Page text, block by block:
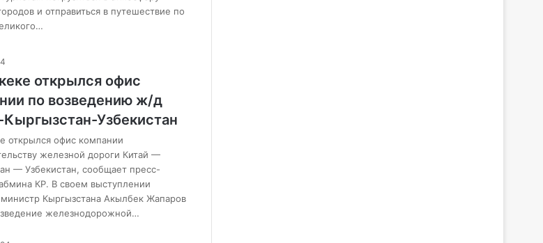
и отправиться в путешествие по
открылся офис
по возведению ж/д
Кыргызстан-Узбекистан
открылся офис компании
железной дороги Китай —
— Узбекистан, сообщает пресс-
КР. В своем выступлении
Кыргызстана Акылбек Жапаров
железнодорожной…